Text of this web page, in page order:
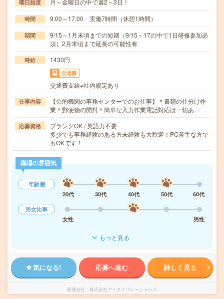
曜日頻度 月～金曜日の中で週2～3日！
時間 9:00～17:00 実働7時間（休憩1時間）
期間
9/15～1月末頃までの短期（9/15～17の中で1日研修参加必
須）2月末頃まで延長の可能性有
時給 1430円
交通費
交通費支給※社内規定あり
仕事内容
【公的機関の事務センターでのお仕事】＊書類の仕分け作
業＊郵便物の開封＊簡単な入力作業電話対応は一切あ…
応募資格
ブランクOK / 英語力不要
多少でも事務経験のある方未経験も大歓迎！PC苦手な方で
もOKです！
職場の雰囲気
年齢層
20代
30代 40代 50代
60代
男女比率
女性
男性
もっと見る
気になる! 応募へ進む 詳しく見る
派遣会社 株式会社アイネスリレーションズ